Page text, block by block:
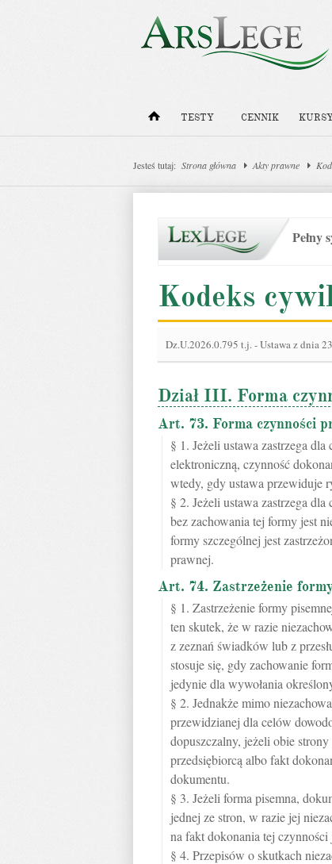
TESTY CENNIK
Jesteś tutaj: Strona główna Akty prawne
Pełny
Kodeks
Dz.U.2026.0.795 t.j.-Ustawa z dnia
Dział III. Forma
Art. 73. Forma czynności
§ 1. Jeżeli ustawa zastrzega
elektroniczną, czynność
wtedy, gdy ustawa przewiduje
§ 2. Jeżeli ustawa zastrzega
bez zachowania tej formy jest
formy szczególnej jest
prawnej.
Art. 74. Zastrzeżenie
§ 1. Zastrzeżenie formy
ten skutek, że w razie
z zeznań świadków lub z
stosuje się, gdy zachowanie
jedynie dla wywołania
§ 2. Jednakże mimo
przewidzianej dla celów
dopuszczalny, jeżeli obie
przedsiębiorcą albo fakt
dokumentu.
§ 3. Jeżeli forma pisemna,
jednej ze stron, w razie jej
na fakt dokonania tej
§ 4. Przepisów o skutkach